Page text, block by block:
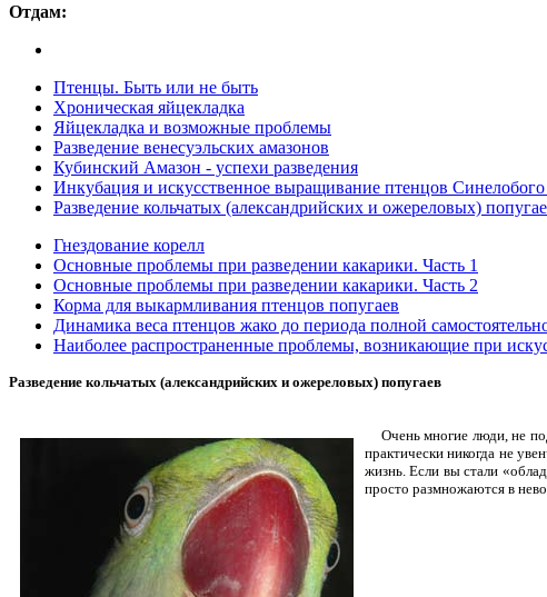
Отдам:
Птенцы. Быть или не быть
Хроническая яйцекладка
Яйцекладка и возможные проблемы
Разведение венесуэльских амазонов
Кубинский Амазон - успехи разведения
Инкубация и искусственное выращивание птенцов
Разведение кольчатых (александрийских и ожереловых)
Гнездование корелл
Основные проблемы при разведении какарики. Часть 1
Основные проблемы при разведении какарики. Часть 2
Корма для выкармливания птенцов попугаев
Динамика веса птенцов жако до периода полной
Наиболее распространенные проблемы, возникающие при
Разведение кольчатых (александрийских и ожереловых) попугаев
Очень многие люди, не
практически никогда не
жизнь. Если вы стали
просто размножаются в